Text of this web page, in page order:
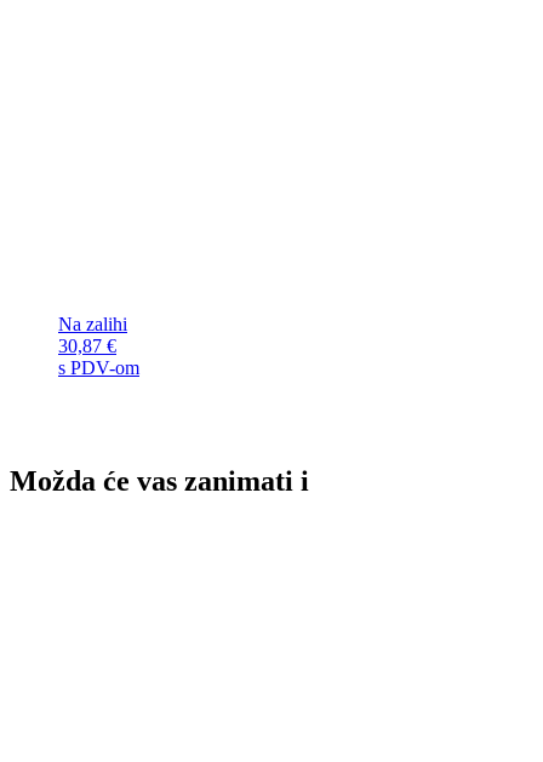
Na zalihi
30,87 €
s PDV-om
Možda će vas zanimati i